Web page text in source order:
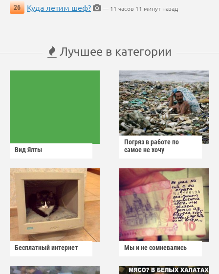
26
Куда летим шеф? — 11 часов 11 минут назад
Лучшее в категории
Вид Ялты
Погряз в работе по
самое не хочу
Бесплатный интернет Мы и не сомневались